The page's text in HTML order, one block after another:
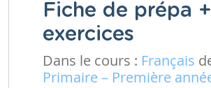
Fiche de prépa +
exercices
Dans le cours : Français
Primaire – Première